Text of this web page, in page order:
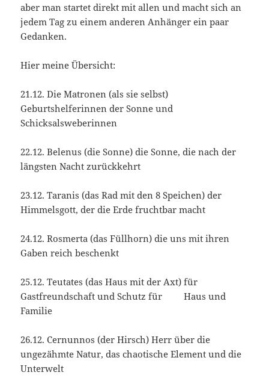
aber man startet direkt mit allen und macht sich an
jedem Tag zu einem anderen Anhänger ein paar
Gedanken.
Hier meine Übersicht:
21.12. Die Matronen (als sie selbst)
Geburtshelferinnen der Sonne und
Schicksalsweberinnen
22.12. Belenus (die Sonne) die Sonne, die nach der
längsten Nacht zurückkehrt
23.12. Taranis (das Rad mit den 8 Speichen) der
Himmelsgott, der die Erde fruchtbar macht
24.12. Rosmerta (das Füllhorn) die uns mit ihren
Gaben reich beschenkt
25.12. Teutates (das Haus mit der Axt) für
Gastfreundschaft und Schutz für Haus und
Familie
26.12. Cernunnos (der Hirsch) Herr über die
ungezähmte Natur, das chaotische Element und die
Unterwelt